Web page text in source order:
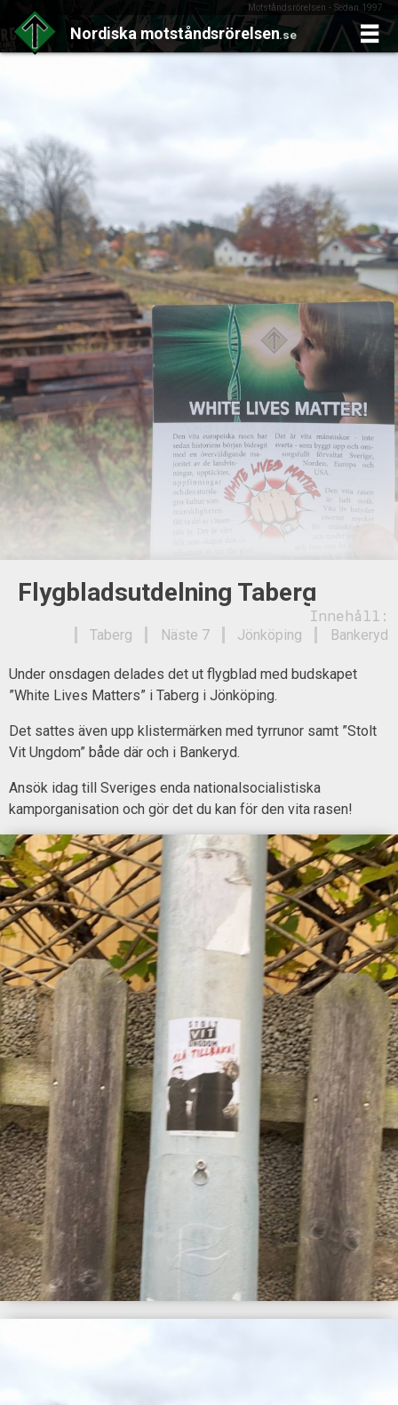
Motståndsrörelsen - Sedan 1997
Nordiska motståndsrörelsen.se
Flygbladsutdelning Taberg
Innehåll:
Bankeryd
Jönköping
Näste 7
Taberg
Under onsdagen delades det ut flygblad med budskapet
”White Lives Matters” i Taberg i Jönköping.
Det sattes även upp klistermärken med tyrrunor samt ”Stolt
Vit Ungdom” både där och i Bankeryd.
Ansök idag till Sveriges enda nationalsocialistiska
kamporganisation och gör det du kan för den vita rasen!